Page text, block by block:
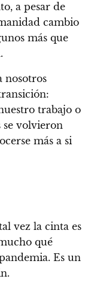
a pesar de
cambio
más que
nosotros
trabajo o
se volvieron
más a si
vez la cinta es
qué
. Es un